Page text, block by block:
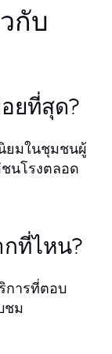
กับ
ยที่สุด?
ยมในชุมชนผู้
นโรงตลอด
ที่ไหน?
การที่ตอบ
ชม